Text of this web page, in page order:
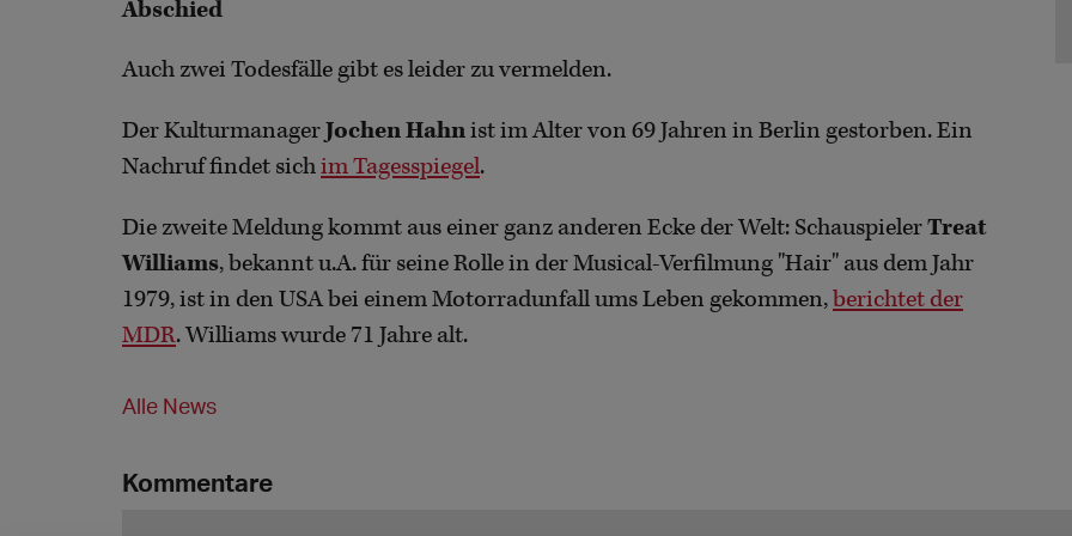
Abschied
Auch zwei Todesfälle gibt es leider zu vermelden.
Der KulturmanagerJochen Hahnist im Alter von 69 Jahren in Berlin gestorben. Ein
Nachruf findet sichim Tagesspiegel.
Die zweite Meldung kommt aus einer ganz anderen Ecke der Welt: SchauspielerTreat
Williams, bekannt u.A. für seine Rolle in der Musical-Verfilmung "Hair" aus dem Jahr
1979, ist in den USA bei einem Motorradunfall ums Leben gekommen,berichtet der
MDR. Williams wurde 71 Jahre alt.
Alle News
Kommentare